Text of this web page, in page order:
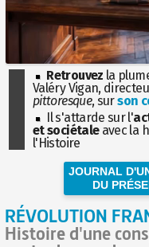
Retrouvez la
Valéry Vigan,
pittoresque, surson
Il s'attarde sur l'
et sociétaleavec la
l'Histoire
JOURNAL
DU
RÉVOLUTION
Histoire d'une